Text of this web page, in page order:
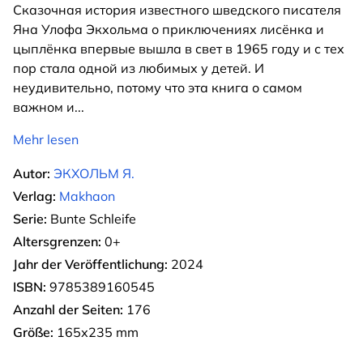
Сказочная история известного шведского писателя
Яна Улофа Экхольма о приключениях лисёнка и
цыплёнка впервые вышла в свет в 1965 году и с тех
пор стала одной из любимых у детей. И
неудивительно, потому что эта книга о самом
важном и...
Mehr lesen
Autor: ЭКХОЛЬМ Я.
Verlag: Makhaon
Serie: Bunte Schleife
Altersgrenzen: 0+
Jahr der Veröffentlichung: 2024
ISBN: 9785389160545
Anzahl der Seiten: 176
Größe: 165х235 mm